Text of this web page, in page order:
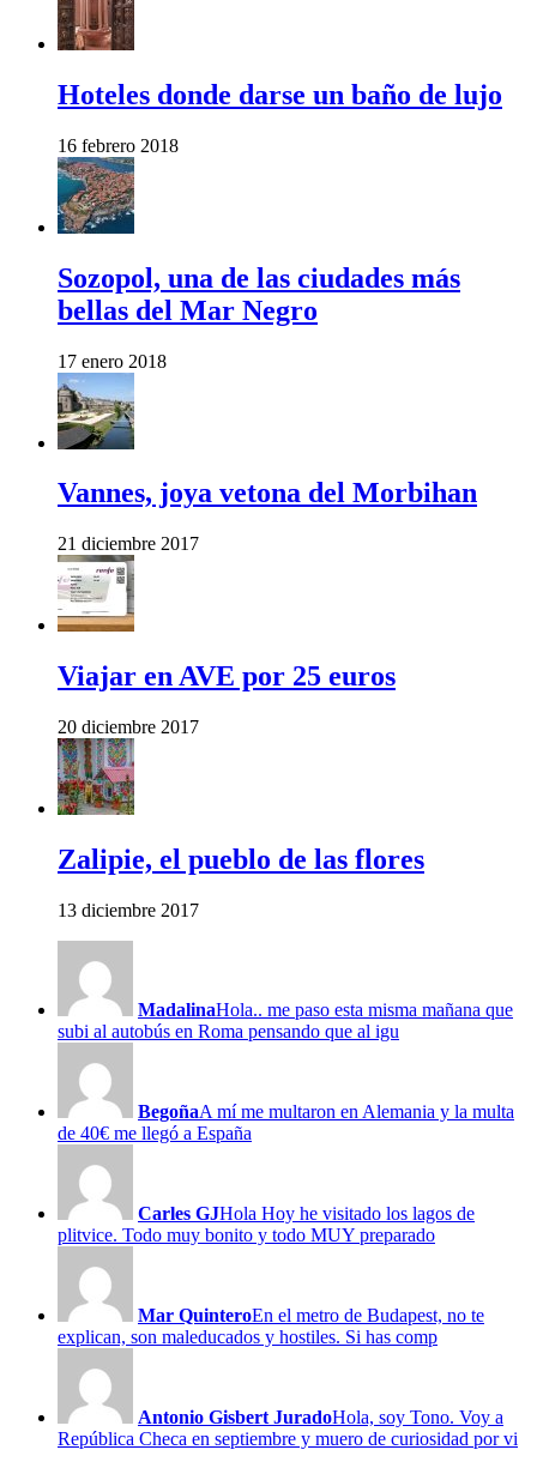
Hoteles donde darse un baño de lujo
16 febrero 2018
Sozopol, una de las ciudades más
bellas del Mar Negro
17 enero 2018
Vannes, joya vetona del Morbihan
21 diciembre 2017
Viajar en AVE por 25 euros
20 diciembre 2017
Zalipie, el pueblo de las flores
13 diciembre 2017
MadalinaHola.. me paso esta misma mañana que
subi al autobús en Roma pensando que al igu
BegoñaA mí me multaron en Alemania y la multa
de 40€ me llegó a España
Carles GJHola Hoy he visitado los lagos de
plitvice. Todo muy bonito y todo MUY preparado
Mar QuinteroEn el metro de Budapest, no te
explican, son maleducados y hostiles. Si has comp
Antonio Gisbert JuradoHola, soy Tono. Voy a
República Checa en septiembre y muero de curiosidad por vi